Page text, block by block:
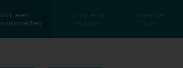
een
Fannt eng
Persoun
Reverse
Sich